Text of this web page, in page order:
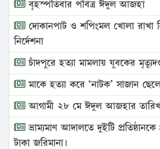
বৃহস্পতিবার পবিত্র ঈদুল আজহা
দোকানপাট ও শপিংমল খোলা রাখা
নির্দেশনা
চাঁদপুরে হত্যা মামলায় যুবকের
মাকে হত্যা করে ‘নাটক’ সাজান
আগামী ২৮ মে ঈদুল আজহার
ভ্রাম্যমাণ আদালতে দুইটি প্রতিষ্ঠানকে
টাকা জরিমানা।